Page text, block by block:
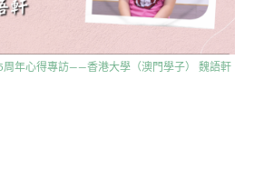
周年心得專訪——香港大學（澳門學子） 魏語軒